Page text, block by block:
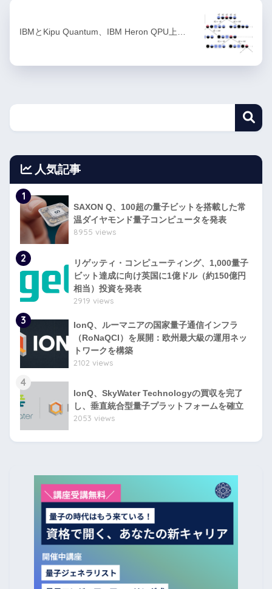
IBMとKipu Quantum、IBM Heron QPU上…
人気記事
1
SAXON Q、100超の量子ビットを搭載した常
温ダイヤモンド量子コンピュータを発表
8955 views
2
リゲッティ・コンピューティング、1,000量子
ビット達成に向け英国に1億ドル（約150億円
相当）投資を発表
2919 views
3
IonQ、ルーマニアの国家量子通信インフラ
（RoNaQCI）を展開：欧州最大級の運用ネッ
トワークを構築
2102 views
4
IonQ、SkyWater Technologyの買収を完了
し、垂直統合型量子プラットフォームを確立
2053 views